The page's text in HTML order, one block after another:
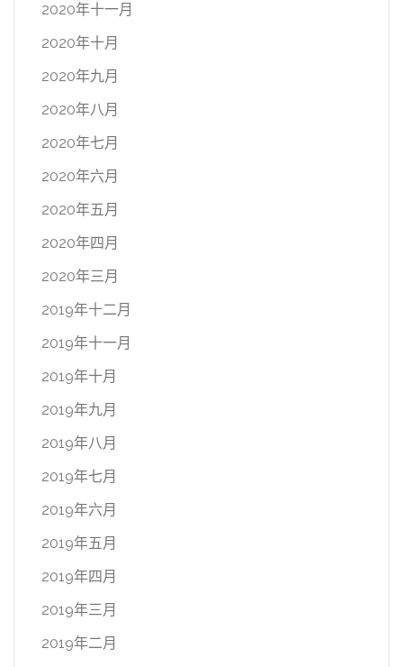
2020年十一月
2020年十月
2020年九月
2020年八月
2020年七月
2020年六月
2020年五月
2020年四月
2020年三月
2019年十二月
2019年十一月
2019年十月
2019年九月
2019年八月
2019年七月
2019年六月
2019年五月
2019年四月
2019年三月
2019年二月